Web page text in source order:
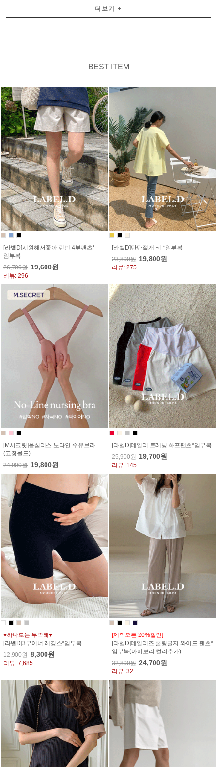
더보기 +
BEST ITEM
[라벨D]시원해서좋아 린넨 4부팬츠*
임부복
26,700원 19,600원
리뷰: 296
[라벨D]탄탄절개 티 *임부복
23,800원 19,800원
리뷰: 275
[M시크릿]올심리스 노라인 수유브라
(고정몰드)
24,900원 19,800원
[라벨D]데일리 트레닝 하프팬츠*임부복
25,900원 19,700원
리뷰: 145
♥하나로는 부족해♥
[라벨D]3부이너 레깅스*임부복
12,900원 8,300원
리뷰: 7,685
[제작오픈 20%할인]
[라벨D]데일리즈 쿨링골지 와이드 팬츠*
임부복(아이보리 컬러추가)
32,800원 24,700원
리뷰: 32